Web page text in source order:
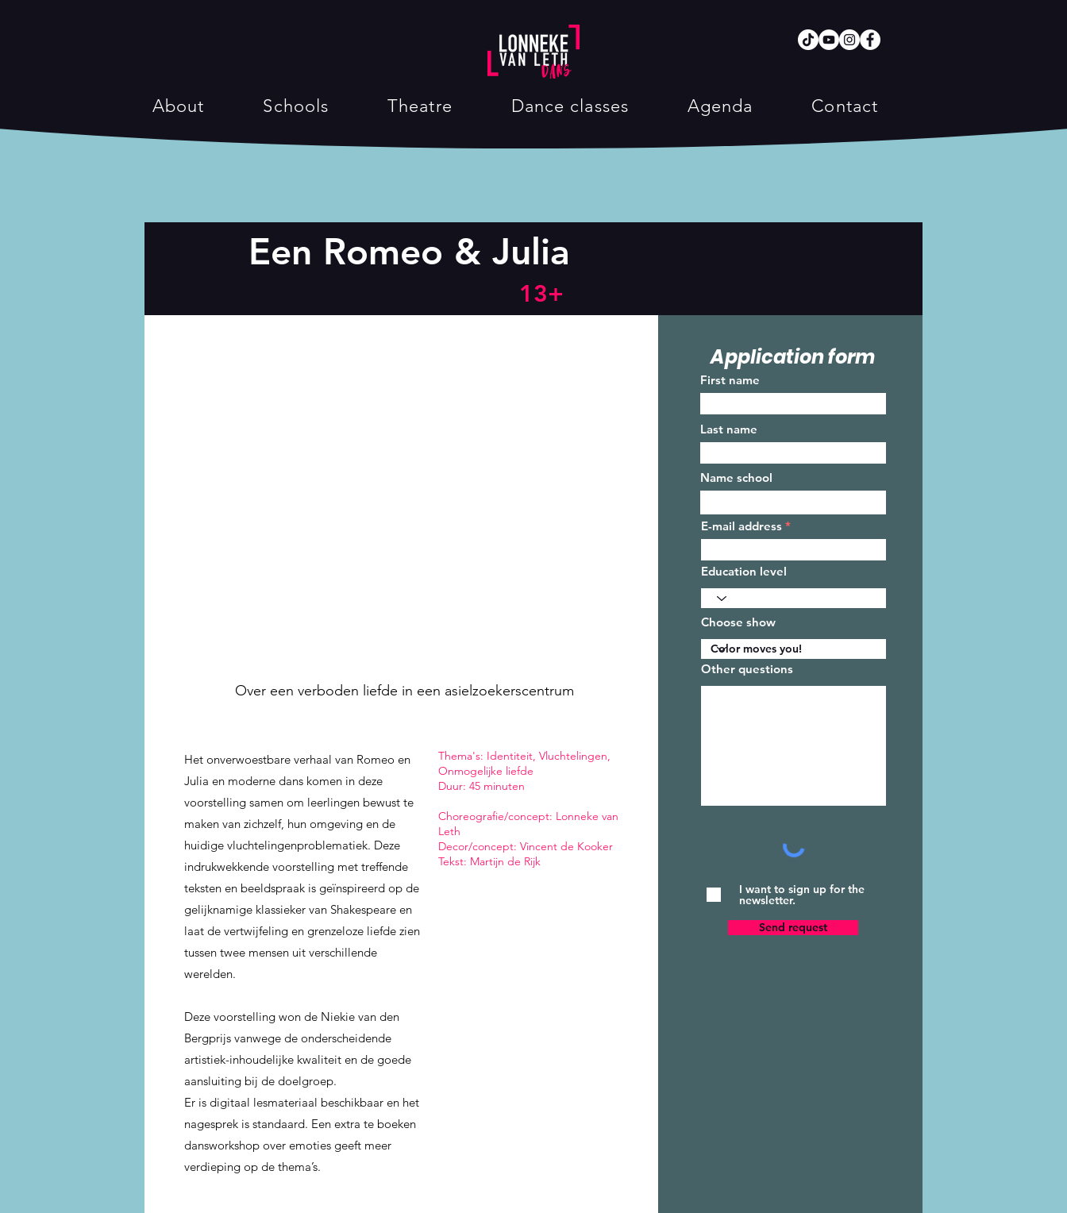
About Schools Theatre Dance classes Agenda Contact
Over een verboden liefde in een asielzoekerscentrum
Het onverwoestbare verhaal van Romeo en
Julia en moderne dans komen in deze
voorstelling samen om leerlingen bewust te
maken van zichzelf, hun omgeving en de
huidige vluchtelingenproblematiek. Deze
indrukwekkende voorstelling met treffende
teksten en beeldspraak is geïnspireerd op de
gelijknamige klassieker van Shakespeare en
laat de vertwijfeling en grenzeloze liefde zien
tussen twee mensen uit verschillende
werelden.
Deze voorstelling won de Niekie van den
Bergprijs vanwege de onderscheidende
artistiek-inhoudelijke kwaliteit en de goede
aansluiting bij de doelgroep.
Er is digitaal lesmateriaal beschikbaar en het
nagesprek is standaard. Een extra te boeken
dansworkshop over emoties geeft meer
verdieping op de thema’s.
Thema's: Identiteit, Vluchtelingen,
Onmogelijke liefde
Duur: 45 minuten
Choreografie/concept: Lonneke van
Leth
Decor/concept: Vincent de Kooker
Tekst: Martijn de Rijk
Application form
First name
Last name
Name school
E-mail address
Education level
Choose show
Other questions
I want to sign up for the
newsletter.
Send request
Een Romeo & Julia
13+